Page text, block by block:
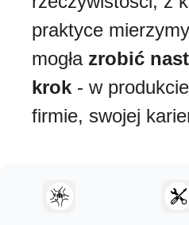
praktyce
mogła zrobić
krok - w
firmie, swojej